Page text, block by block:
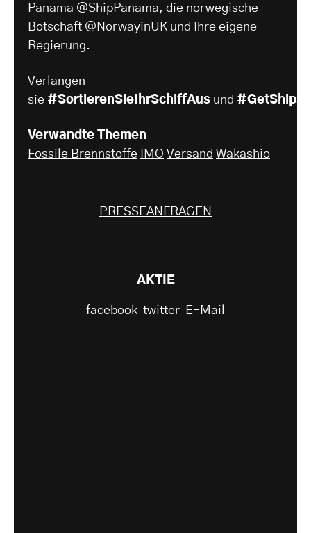
Panama @ShipPanama, die norwegische
Botschaft @NorwayinUK und Ihre eigene
Regierung.
Verlangen
sie #SortierenSieIhrSchiffAus und
Verwandte Themen
Fossile Brennstoffe
IMO Versand Wakashio
PRESSEANFRAGEN
AKTIE
facebook twitter E-Mail